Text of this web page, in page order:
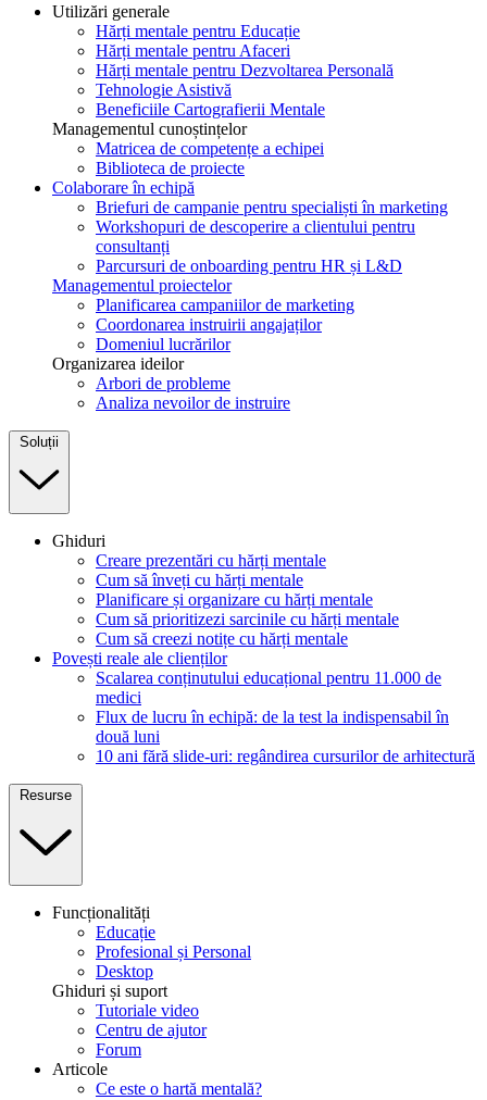
Utilizări generale
Hărți mentale pentru Educație
Hărți mentale pentru Afaceri
Hărți mentale pentru Dezvoltarea Personală
Tehnologie Asistivă
Beneficiile Cartografierii Mentale
Managementul cunoștințelor
Matricea de competențe a echipei
Biblioteca de proiecte
Colaborare în echipă
Briefuri de campanie pentru specialiști în marketing
Workshopuri de descoperire a clientului pentru
consultanți
Parcursuri de onboarding pentru HR și L&D
Managementul proiectelor
Planificarea campaniilor de marketing
Coordonarea instruirii angajaților
Domeniul lucrărilor
Organizarea ideilor
Arbori de probleme
Analiza nevoilor de instruire
Soluții
Ghiduri
Creare prezentări cu hărți mentale
Cum să înveți cu hărți mentale
Planificare și organizare cu hărți mentale
Cum să prioritizezi sarcinile cu hărți mentale
Cum să creezi notițe cu hărți mentale
Povești reale ale clienților
Scalarea conținutului educațional pentru 11.000 de
medici
Flux de lucru în echipă: de la test la indispensabil în
două luni
10 ani fără slide-uri: regândirea cursurilor de arhitectură
Resurse
Funcționalități
Educație
Profesional și Personal
Desktop
Ghiduri și suport
Tutoriale video
Centru de ajutor
Forum
Articole
Ce este o hartă mentală?